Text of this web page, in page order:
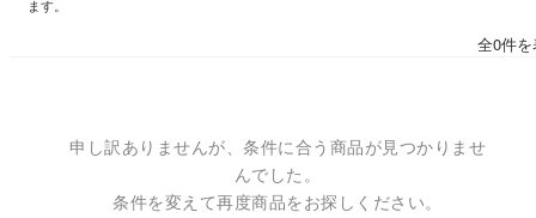
ます。
全0件
申し訳ありませんが、条件に合う商品が見つかりませ
んでした。
条件を変えて再度商品をお探しください。